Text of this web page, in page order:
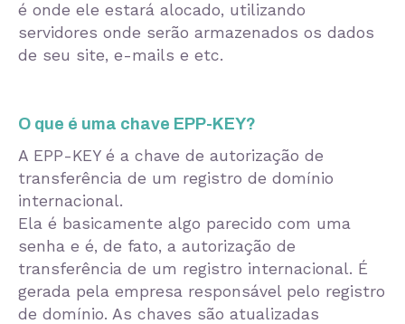
é onde ele estará alocado, utilizando
servidores onde serão armazenados os dados
de seu site, e-mails e etc.
O que é uma chave EPP-KEY?
A EPP-KEY é a chave de autorização de
transferência de um registro de domínio
internacional.
Ela é basicamente algo parecido com uma
senha e é, de fato, a autorização de
transferência de um registro internacional. É
gerada pela empresa responsável pelo registro
de domínio. As chaves são atualizadas